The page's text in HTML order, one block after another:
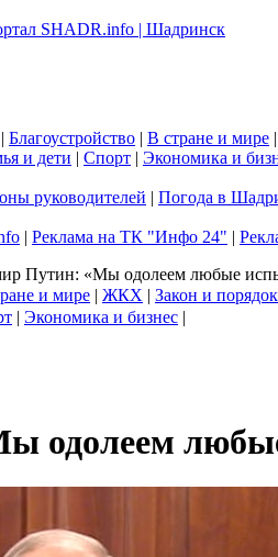
| Благоустройство | В стране и мире |
и дети | Спорт | Экономика и
руководителей | Погода в
| Реклама на ТК "Инфо 24" |
Путин: «Мы одолеем любые
и мире | ЖКХ | Закон и порядок
| Экономика и бизнес |
одолеем